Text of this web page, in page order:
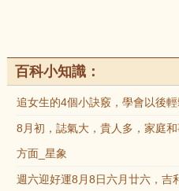
百科小知識：
追女生的4個小訣竅，學會以後
8月初，誌氣大，貴人多，家庭
方面_星象
週六迎好運8月8日六月廿六，吉